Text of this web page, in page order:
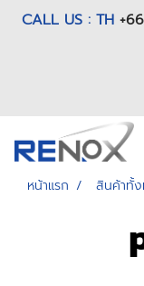
CALL US : TH
หน้าแรก สินค้าทั้